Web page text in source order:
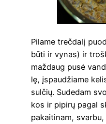
Pila­me treč­da­lį
būti ir vynas) ir
maž­daug pusė
lę, įspau­džia­me
sul­čių. Sude­dam
kos ir pipi­rų pagal
pakai­ti­nam,